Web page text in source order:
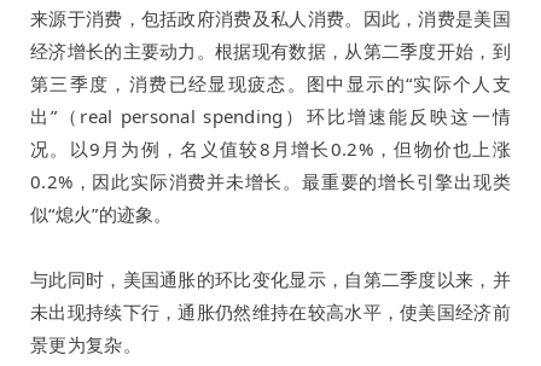
来源于消费，包括政府消费及私人消费。因此，消费是美国
经济增长的主要动力。根据现有数据，从第二季度开始，到
第三季度，消费已经显现疲态。图中显示的“实际个人支
出”（real personal spending）环比增速能反映这一情
况。以9月为例，名义值较8月增长0.2%，但物价也上涨
0.2%，因此实际消费并未增长。最重要的增长引擎出现类
似“熄火”的迹象。
与此同时，美国通胀的环比变化显示，自第二季度以来，并
未出现持续下行，通胀仍然维持在较高水平，使美国经济前
景更为复杂。